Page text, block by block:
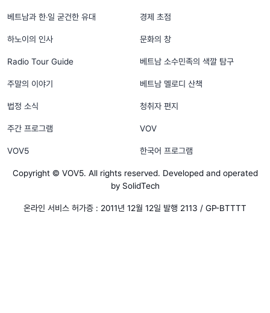
베트남과 한‧일 굳건한 유대 경제 초점
하노이의 인사 문화의 창
Radio Tour Guide 베트남 소수민족의 색깔 탐구
주말의 이야기 베트남 멜로디 산책
법정 소식 청취자 편지
주간 프로그램 VOV
VOV5 한국어 프로그램
Copyright © VOV5. All rights reserved. Developed and operated
by SolidTech
온라인 서비스 허가증 : 2011년 12월 12일 발행 2113 / GP-BTTTT